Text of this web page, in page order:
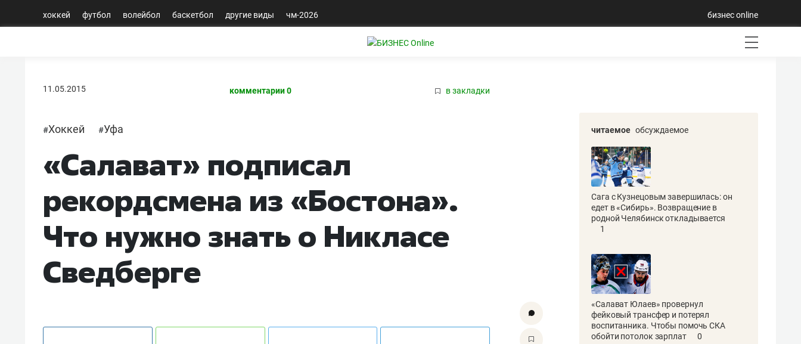
хоккей футбол волейбол баскетбол другие виды чм-2026 бизнес online
11.05.2015 комментарии 0 в закладки
#Хоккей #Уфа
«Салават» подписал
рекордсмена из «Бостона».
Что нужно знать о Никласе
Сведберге
читаемое обсуждаемое
Сага с Кузнецовым завершилась: он
едет в «Сибирь». Возвращение в
родной Челябинск откладывается
1
«Салават Юлаев» провернул
фейковый трансфер и потерял
воспитанника. Чтобы помочь СКА
обойти потолок зарплат
0